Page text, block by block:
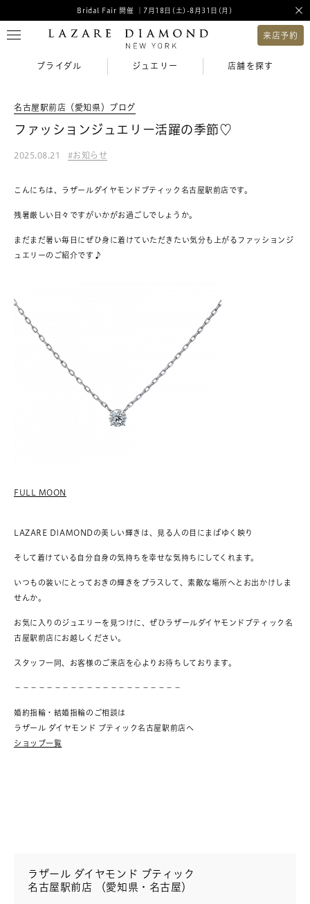
Bridal Fair 開催 ｜7月18日(土)-8月31日(月)
来店予約
ブライダル ジュエリー 店舗を探す
名古屋駅前店（愛知県）ブログ
ファッションジュエリー活躍の季節♡
2025.08.21 お知らせ
こんにちは、ラザールダイヤモンドブティック名古屋駅前店です。
残暑厳しい日々ですがいかがお過ごしでしょうか。
まだまだ暑い毎日にぜひ身に着けていただきたい気分も上がるファッションジ
ュエリーのご紹介です♪
FULL MOON
LAZARE DIAMONDの美しい輝きは、見る人の目にまばゆく映り
そして着けている自分自身の気持ちを幸せな気持ちにしてくれます。
いつもの装いにとっておきの輝きをプラスして、素敵な場所へとお出かけしま
せんか。
お気に入りのジュエリーを見つけに、ぜひラザールダイヤモンドブティック名
古屋駅前店にお越しください。
スタッフ一同、お客様のご来店を心よりお待ちしております。
－－－－－－－－－－－－－－－－－－－－－
婚約指輪・結婚指輪のご相談は
ラザール ダイヤモンド ブティック名古屋駅前店へ
ショップ一覧
ラザール ダイヤモンド ブティック
名古屋駅前店 （愛知県・名古屋）